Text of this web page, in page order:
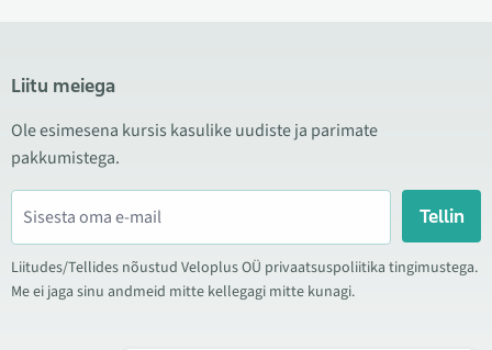
Liitu meiega
Ole esimesena kursis kasulike uudiste ja parimate
pakkumistega.
Tellin
Liitudes/Tellides nõustud Veloplus OÜ privaatsuspoliitika tingimustega.
Me ei jaga sinu andmeid mitte kellegagi mitte kunagi.